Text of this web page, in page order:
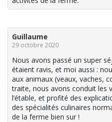
Guillaume
29 octobre 2020
Nous avons passé un super
étaient ravis, et moi aussi :
aux animaux (veaux, vaches,
traite, nous avons conduit les
l’étable, et profité des
des spécialités culinaires
de la ferme bien sur !